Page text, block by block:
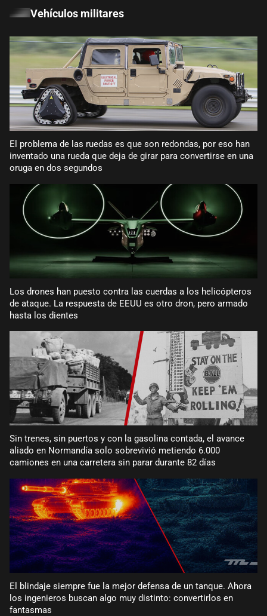
Vehículos militares
El problema de las ruedas es que son redondas, por eso han
inventado una rueda que deja de girar para convertirse en una
oruga en dos segundos
Los drones han puesto contra las cuerdas a los helicópteros
de ataque. La respuesta de EEUU es otro dron, pero armado
hasta los dientes
Sin trenes, sin puertos y con la gasolina contada, el avance
aliado en Normandía solo sobrevivió metiendo 6.000
camiones en una carretera sin parar durante 82 días
El blindaje siempre fue la mejor defensa de un tanque. Ahora
los ingenieros buscan algo muy distinto: convertirlos en
fantasmas